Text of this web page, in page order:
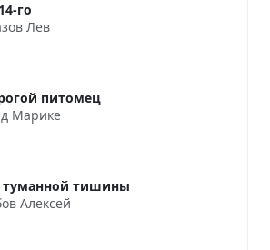
го
Лев
питомец
Марике
туманной тишины
Алексей